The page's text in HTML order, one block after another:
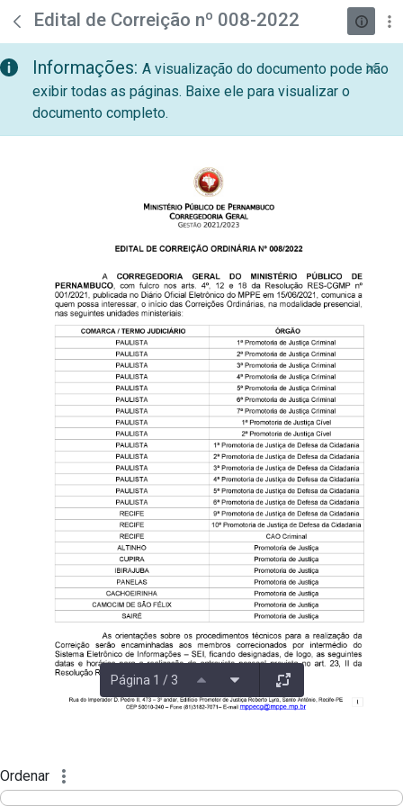
Pular para o Conteúdo principal
teste descricao
Edital de Correição nº 008-2022
Informações: A visualização do documento pode não
exibir todas as páginas. Baixe ele para visualizar o
documento completo.
Página 1 / 3
Ordenar